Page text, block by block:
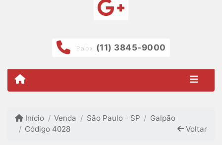
Pabx (11) 3845-9000
Início Venda São Paulo - SP
Galpão
Código 4028
Voltar